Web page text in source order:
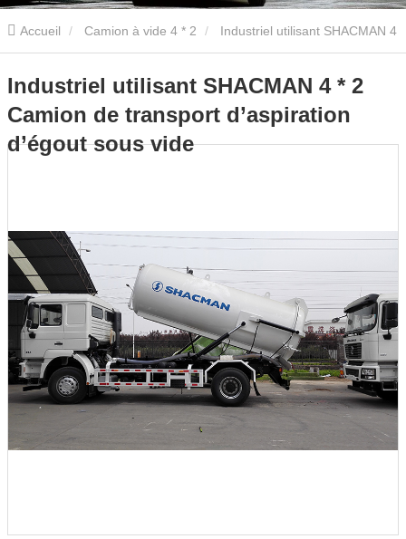
Accueil Camion à vide 4 * 2
Industriel utilisant SHACMAN 4 * 2
Camion de transport d’aspiration
d’égout sous vide